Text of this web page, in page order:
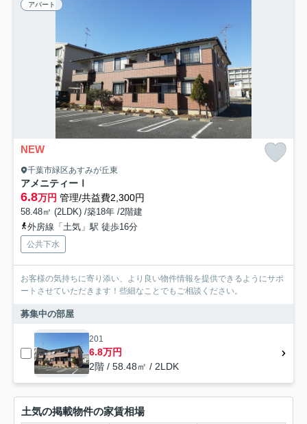
アパート
NEW
千葉市緑区あすみが丘東
アメニティーⅠ
6.8万円 管理/共益費2,300円
58.48㎡ (2LDK) /築18年 /2階建
外房線「土気」駅 徒歩16分
公共下水
お客様の気持ちに寄り添い、より良い物件情報を提供できるようにサポ
ートさせていただきます！些細なことでもご相談ください。
募集中の部屋
201
6.8万円
2階 / 58.48㎡ / 2LDK
土気の掲載物件の家賃相場